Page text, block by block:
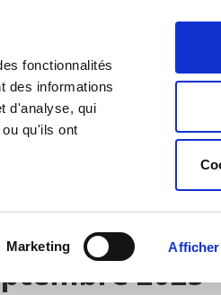
fonctionnalités
des informations
d'analyse, qui
qu'ils ont
Marketing
English
Politics
2025